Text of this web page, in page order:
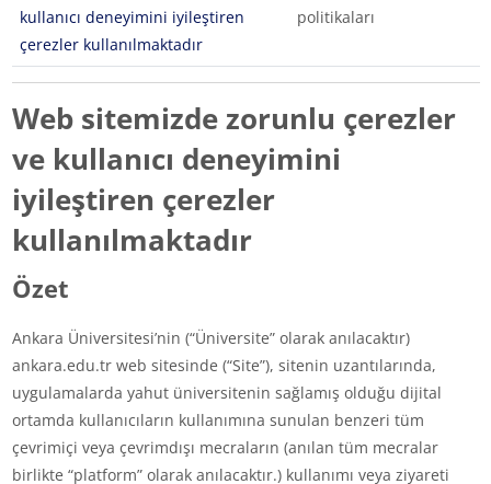
kullanıcı deneyimini iyileştiren
çerezler kullanılmaktadır
politikaları
Web sitemizde zorunlu çerezler
ve kullanıcı deneyimini
iyileştiren çerezler
kullanılmaktadır
Özet
Ankara Üniversitesi’nin (“Üniversite” olarak anılacaktır)
ankara.edu.tr web sitesinde (“Site”), sitenin uzantılarında,
uygulamalarda yahut üniversitenin sağlamış olduğu dijital
ortamda kullanıcıların kullanımına sunulan benzeri tüm
çevrimiçi veya çevrimdışı mecraların (anılan tüm mecralar
birlikte “platform” olarak anılacaktır.) kullanımı veya ziyareti